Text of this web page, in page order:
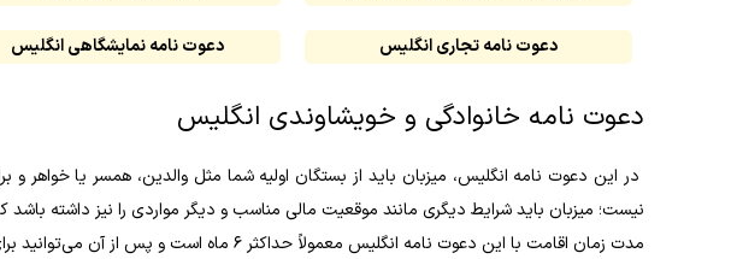
دعوت نامه تجاری انگلیس دعوت نامه نمایشگاهی انگلیس
دعوت‌ نامه خانوادگی و خویشاوندی انگلیس
در این دعوت‌ نامه انگلیس، میزبان باید از بستگان اولیه شما مثل والدین، همسر یا خواهر
نیست؛ میزبان باید شرایط دیگری مانند موقعیت مالی مناسب و دیگر مواردی را نیز داشته
مدت زمان اقامت با این دعوت‌ نامه انگلیس معمولاً حداکثر ۶ ماه است و پس از آن می‌توانید برای دریافت اقامت دائم اقدام کنید.